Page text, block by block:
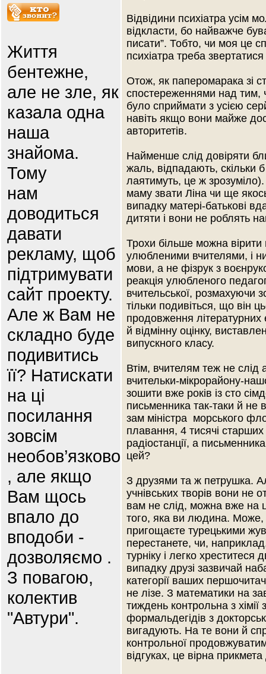
Життя
бентежне,
але не зле, як
казала одна
наша
знайома.
Тому
нам
доводиться
давати
рекламу, щоб
підтримувати
сайт проекту.
Але ж Вам не
складно буде
подивитись
її? Натискати
на ці
посилання
зовсім
необов’язково
, але якщо
Вам щось
впало до
вподоби -
дозволяємо .
З повагою,
колектив
"Автури".
Відвідини психіатра усім
відкласти, бо найважче
писати”. Тобто, чи моя це
психіатра треба
Отож, як паперомарака зі
спостереженнями над тим,
було сприймати з усією
навіть якщо вони майже
авторитетів.
Найменше слід довіряти
жаль, відпадають, скільки
лаятимуть, це ж
маму звати Ліна чи ще
випадку матері-батькові
дитяти і вони не роблять
Трохи більше можна
улюбленими вчителями, і
мови, а не фізрук з
реакція улюбленого
вчительської, розмахуючи
тільки подивіться, що він
продовження літературних
й відмінну оцінку,
випускного класу.
Втім, вчителям теж не слід
вчительки-мікрорайону-
зошити вже років із сто
письменника так-таки й не
зам міністра морського
плавання, 4 тисячі старших
радіостанції, а
цей?
З друзями та ж петрушка.
учнівських творів вони не
вам не слід, можна вже на
того, яка ви людина. Може,
пригощаєте турецькими
перестанете, чи,
турніку і легко
випадку друзі зазвичай
категорії ваших
не лізе. З математики на
тиждень контрольна з
формальдегідів з
вигадують. На те вони й
контрольної
відгуках, це вірна